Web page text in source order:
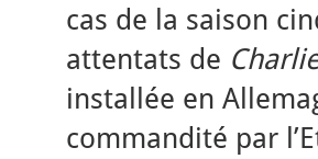
cas de la saison
attentats de
installée en
commandité par